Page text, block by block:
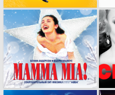
Яркая рекламная
кампания в
несколько этапов.